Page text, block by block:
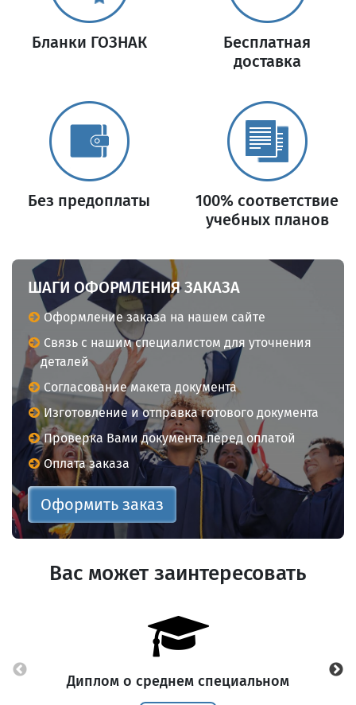
Бланки ГОЗНАК
Бесплатная
доставка
Без предоплаты
100% соответствие
учебных планов
ШАГИ ОФОРМЛЕНИЯ ЗАКАЗА
Оформление заказа на нашем сайте
Связь с нашим специалистом для уточнения
деталей
Согласование макета документа
Изготовление и отправка готового документа
Проверка Вами документа перед оплатой
Оплата заказа
Оформить заказ
Вас может заинтересовать
Диплом о среднем специальном